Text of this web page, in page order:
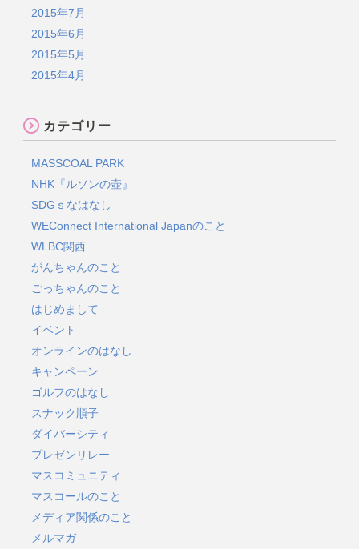
2015年7月
2015年6月
2015年5月
2015年4月
カテゴリー
MASSCOAL PARK
NHK『ルソンの壺』
SDGｓなはなし
WEConnect International Japanのこと
WLBC関西
がんちゃんのこと
ごっちゃんのこと
はじめまして
イベント
オンラインのはなし
キャンペーン
ゴルフのはなし
スナック順子
ダイバーシティ
プレゼンリレー
マスコミュニティ
マスコールのこと
メディア関係のこと
メルマガ